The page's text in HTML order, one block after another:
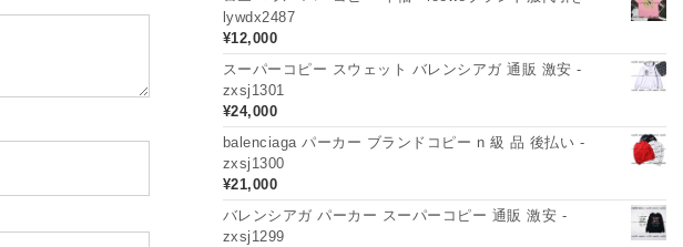
lywdx2487
¥12,000
スーパーコピー スウェット バレンシアガ 通販 激安 -
zxsj1301
¥24,000
balenciaga パーカー ブランドコピー n 級 品 後払い -
zxsj1300
¥21,000
バレンシアガ パーカー スーパーコピー 通販 激安 -
zxsj1299